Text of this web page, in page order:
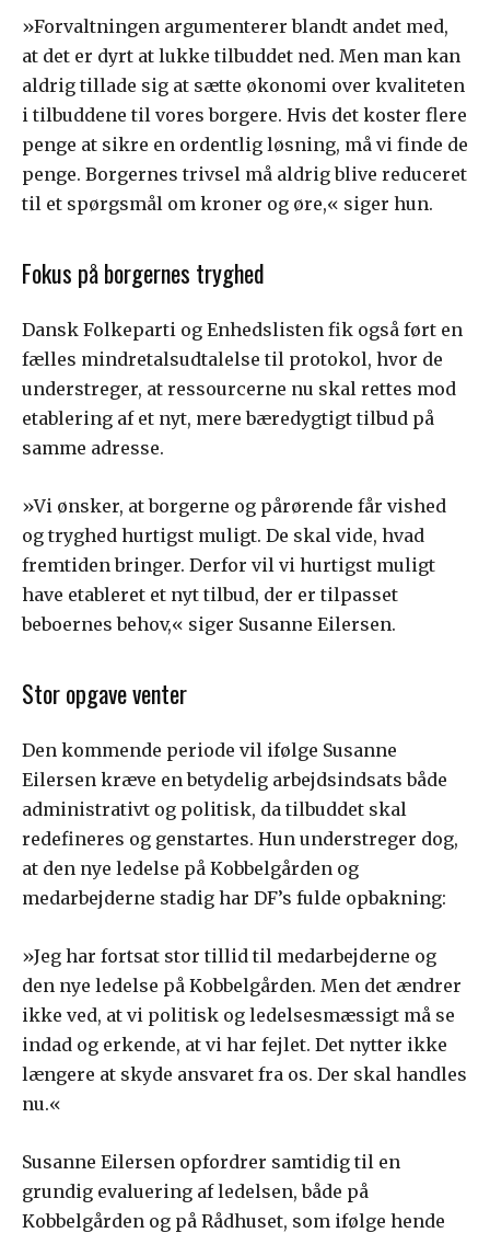
»Forvaltningen argumenterer blandt andet med,
at det er dyrt at lukke tilbuddet ned. Men man kan
aldrig tillade sig at sætte økonomi over kvaliteten
i tilbuddene til vores borgere. Hvis det koster flere
penge at sikre en ordentlig løsning, må vi finde de
penge. Borgernes trivsel må aldrig blive reduceret
til et spørgsmål om kroner og øre,« siger hun.
Fokus på borgernes tryghed
Dansk Folkeparti og Enhedslisten fik også ført en
fælles mindretalsudtalelse til protokol, hvor de
understreger, at ressourcerne nu skal rettes mod
etablering af et nyt, mere bæredygtigt tilbud på
samme adresse.
»Vi ønsker, at borgerne og pårørende får vished
og tryghed hurtigst muligt. De skal vide, hvad
fremtiden bringer. Derfor vil vi hurtigst muligt
have etableret et nyt tilbud, der er tilpasset
beboernes behov,« siger Susanne Eilersen.
Stor opgave venter
Den kommende periode vil ifølge Susanne
Eilersen kræve en betydelig arbejdsindsats både
administrativt og politisk, da tilbuddet skal
redefineres og genstartes. Hun understreger dog,
at den nye ledelse på Kobbelgården og
medarbejderne stadig har DF’s fulde opbakning:
»Jeg har fortsat stor tillid til medarbejderne og
den nye ledelse på Kobbelgården. Men det ændrer
ikke ved, at vi politisk og ledelsesmæssigt må se
indad og erkende, at vi har fejlet. Det nytter ikke
længere at skyde ansvaret fra os. Der skal handles
nu.«
Susanne Eilersen opfordrer samtidig til en
grundig evaluering af ledelsen, både på
Kobbelgården og på Rådhuset, som ifølge hende